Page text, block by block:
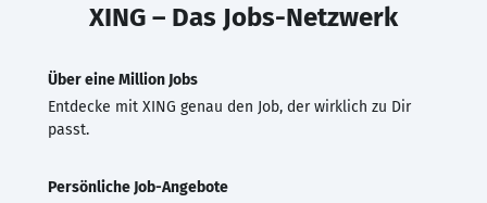
XING – Das Jobs-Netzwerk
Über eine Million Jobs
Entdecke mit XING genau den Job, der wirklich zu Dir
passt.
Persönliche Job-Angebote